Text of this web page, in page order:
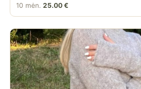
10 mėn. 25.00 €